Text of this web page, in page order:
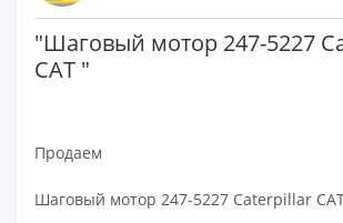
"Шаговый мотор 247-5227
CAT "
Продаем
Шаговый мотор 247-5227 Caterpillar